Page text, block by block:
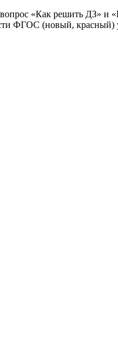
«Как решить ДЗ» и
ФГОС (новый, красный)